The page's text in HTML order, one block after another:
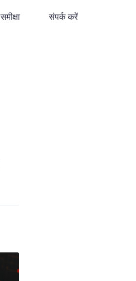
समीक्षा संपर्क करें